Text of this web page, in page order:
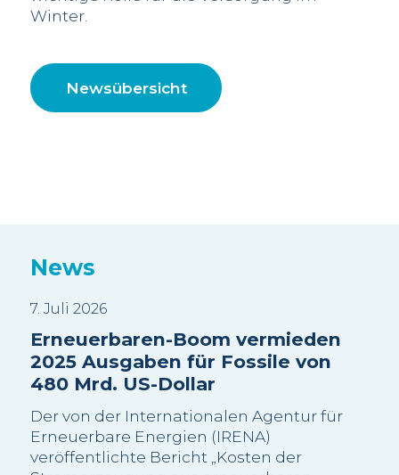
Winter.
Newsübersicht
News
7. Juli 2026
Erneuerbaren-Boom vermieden
2025 Ausgaben für Fossile von
480 Mrd. US-Dollar
Der von der Internationalen Agentur für
Erneuerbare Energien (IRENA)
veröffentlichte Bericht „Kosten der